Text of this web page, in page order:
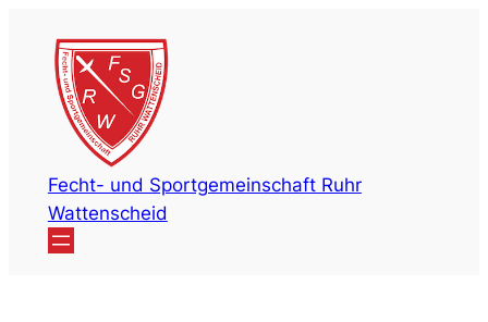
Inhalt
springen
Fecht- und Sportgemeinschaft Ruhr
Wattenscheid